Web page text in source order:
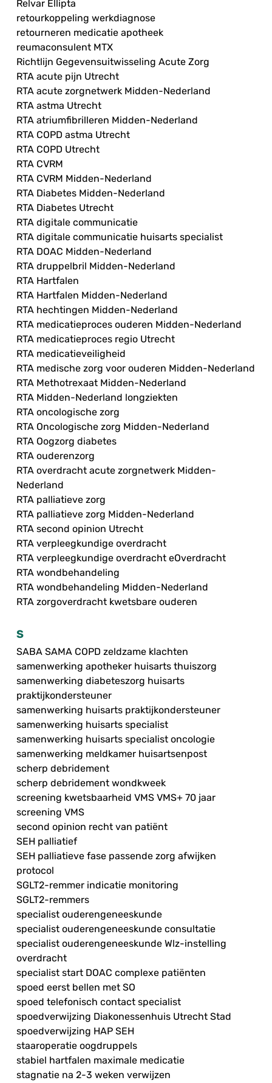
Relvar Ellipta
retourkoppeling werkdiagnose
retourneren medicatie apotheek
reumaconsulent MTX
Richtlijn Gegevensuitwisseling Acute Zorg
RTA acute pijn Utrecht
RTA acute zorgnetwerk Midden-Nederland
RTA astma Utrecht
RTA atriumfibrilleren Midden-Nederland
RTA COPD astma Utrecht
RTA COPD Utrecht
RTA CVRM
RTA CVRM Midden-Nederland
RTA Diabetes Midden-Nederland
RTA Diabetes Utrecht
RTA digitale communicatie
RTA digitale communicatie huisarts specialist
RTA DOAC Midden-Nederland
RTA druppelbril Midden-Nederland
RTA Hartfalen
RTA Hartfalen Midden-Nederland
RTA hechtingen Midden-Nederland
RTA medicatieproces ouderen Midden-Nederland
RTA medicatieproces regio Utrecht
RTA medicatieveiligheid
RTA medische zorg voor ouderen Midden-Nederland
RTA Methotrexaat Midden-Nederland
RTA Midden-Nederland longziekten
RTA oncologische zorg
RTA Oncologische zorg Midden-Nederland
RTA Oogzorg diabetes
RTA ouderenzorg
RTA overdracht acute zorgnetwerk Midden-
Nederland
RTA palliatieve zorg
RTA palliatieve zorg Midden-Nederland
RTA second opinion Utrecht
RTA verpleegkundige overdracht
RTA verpleegkundige overdracht eOverdracht
RTA wondbehandeling
RTA wondbehandeling Midden-Nederland
RTA zorgoverdracht kwetsbare ouderen
S
SABA SAMA COPD zeldzame klachten
samenwerking apotheker huisarts thuiszorg
samenwerking diabeteszorg huisarts
praktijkondersteuner
samenwerking huisarts praktijkondersteuner
samenwerking huisarts specialist
samenwerking huisarts specialist oncologie
samenwerking meldkamer huisartsenpost
scherp debridement
scherp debridement wondkweek
screening kwetsbaarheid VMS VMS+ 70 jaar
screening VMS
second opinion recht van patiënt
SEH palliatief
SEH palliatieve fase passende zorg afwijken
protocol
SGLT2-remmer indicatie monitoring
SGLT2-remmers
specialist ouderengeneeskunde
specialist ouderengeneeskunde consultatie
specialist ouderengeneeskunde Wlz-instelling
overdracht
specialist start DOAC complexe patiënten
spoed eerst bellen met SO
spoed telefonisch contact specialist
spoedverwijzing Diakonessenhuis Utrecht Stad
spoedverwijzing HAP SEH
staaroperatie oogdruppels
stabiel hartfalen maximale medicatie
stagnatie na 2-3 weken verwijzen